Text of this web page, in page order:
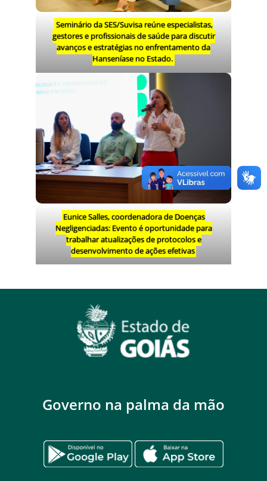
Seminário da SES/Suvisa reúne especialistas,
gestores e profissionais de saúde para discutir
avanços e estratégias no enfrentamento da
Hanseníase no Estado.
Eunice Salles, coordenadora de Doenças
Negligenciadas: Evento é oportunidade para
trabalhar atualizações de protocolos e
desenvolvimento de ações efetivas
Governo na palma da mão